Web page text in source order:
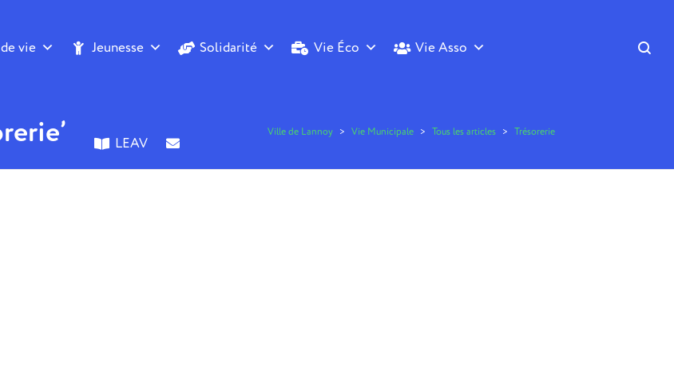
vie Jeunesse Solidarité Vie Éco Vie Asso
LEAV
Ville de Lannoy > Vie Municipale > Tous les articles > Trésorerie